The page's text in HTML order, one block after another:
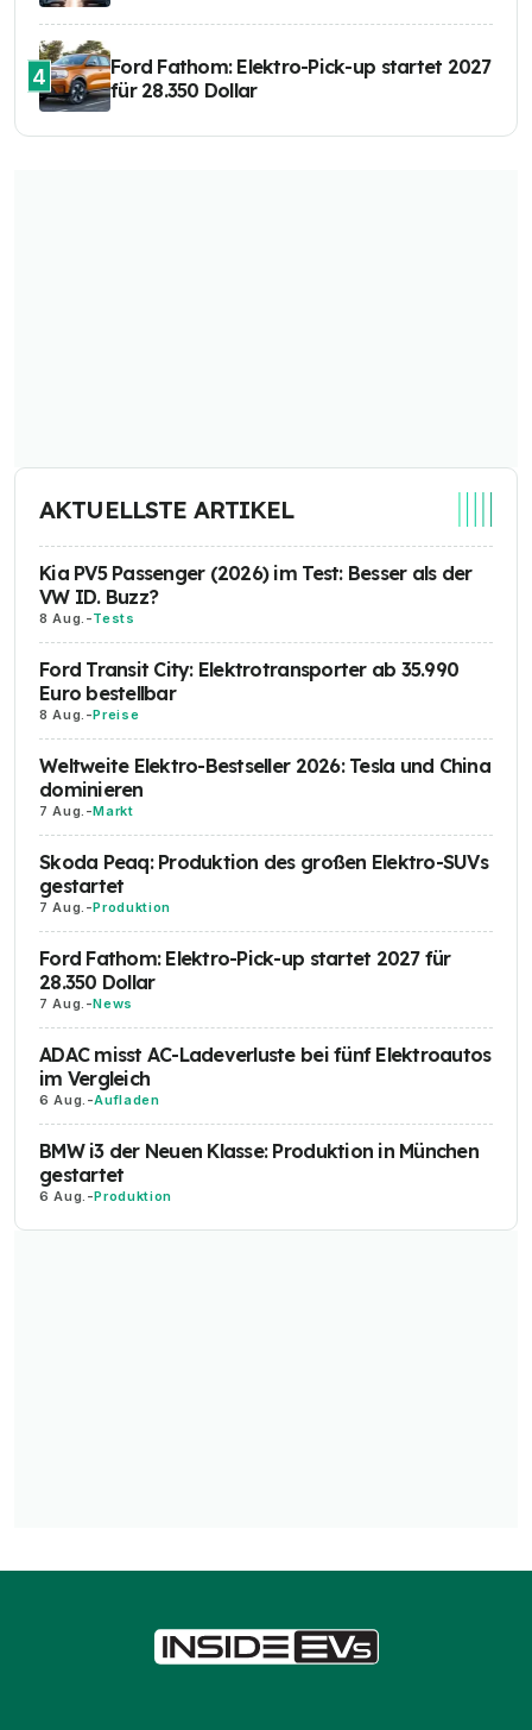
4
Ford Fathom: Elektro-Pick-up startet 2027
für 28.350 Dollar
AKTUELLSTE ARTIKEL
Kia PV5 Passenger (2026) im Test: Besser als der
VW ID. Buzz?
8 Aug. -Tests
Ford Transit City: Elektrotransporter ab 35.990
Euro bestellbar
8 Aug. -Preise
Weltweite Elektro-Bestseller 2026: Tesla und China
dominieren
7 Aug. -Markt
Skoda Peaq: Produktion des großen Elektro-SUVs
gestartet
7 Aug. -Produktion
Ford Fathom: Elektro-Pick-up startet 2027 für
28.350 Dollar
7 Aug. -News
ADAC misst AC-Ladeverluste bei fünf Elektroautos
im Vergleich
6 Aug. -Aufladen
BMW i3 der Neuen Klasse: Produktion in München
gestartet
6 Aug. -Produktion